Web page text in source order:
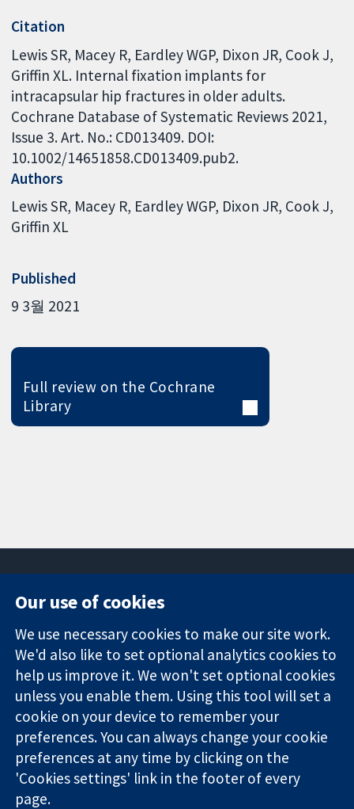
Citation
Lewis SR, Macey R, Eardley WGP, Dixon JR, Cook J,
Griffin XL. Internal fixation implants for
intracapsular hip fractures in older adults.
Cochrane Database of Systematic Reviews 2021,
Issue 3. Art. No.: CD013409. DOI:
10.1002/14651858.CD013409.pub2.
Authors
Lewis SR Macey R Eardley WGP Dixon JR Cook J
Griffin XL
Published
9 3월 2021
Full review on the Cochrane
Library
Trusted
evidence.
Informed
decisions.
Better health.
Square
London
W1G 0AN
영국
News
Press office
About us
작업
Cochrane
Library
The Cochrane Collaboration is a charity (no. 1045921) and a
company limited by guarantee (no. 03044323) registered in
Our use of cookies
We use necessary cookies to make our site work.
We'd also like to set optional analytics cookies to
help us improve it. We won't set optional cookies
unless you enable them. Using this tool will set a
cookie on your device to remember your
preferences. You can always change your cookie
preferences at any time by clicking on the
'Cookies settings' link in the footer of every
page.